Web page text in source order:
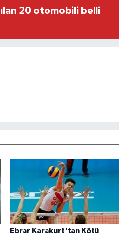
20 otomobili belli
Ebrar Karakurt'tan Kötü